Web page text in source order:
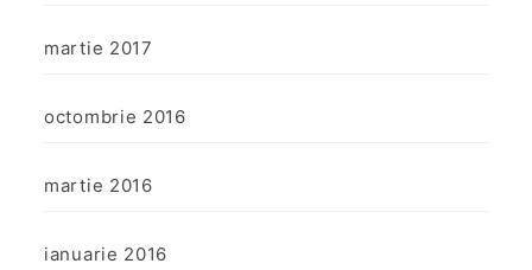
martie 2017
octombrie 2016
martie 2016
ianuarie 2016